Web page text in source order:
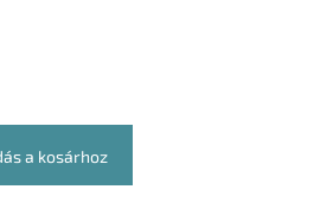
a kosárhoz